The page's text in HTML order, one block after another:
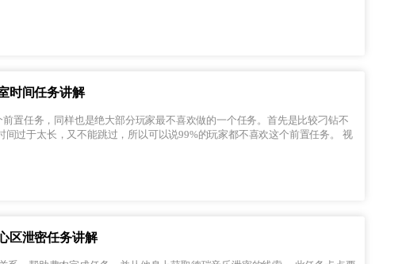
时间任务讲解
过于太长，又不能跳过，所以可以说99%的玩家都不喜欢这个前置任务。 视
区泄密任务讲解